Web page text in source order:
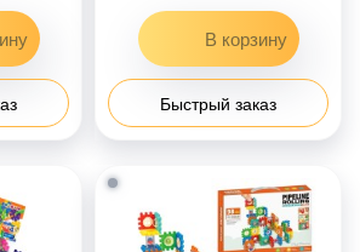
Быстрый заказ